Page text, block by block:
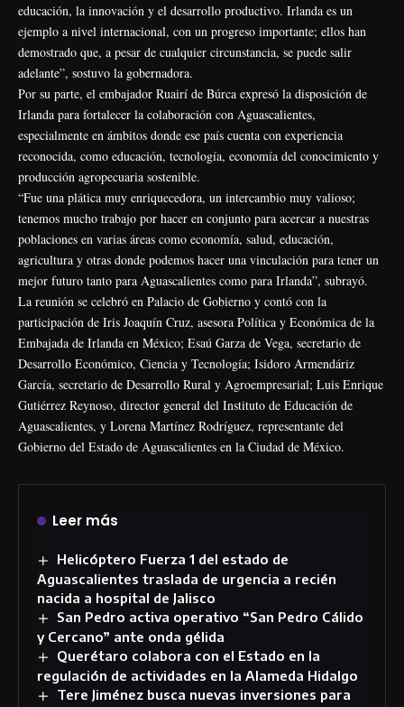
educación, la innovación y el desarrollo productivo. Irlanda es un
ejemplo a nivel internacional, con un progreso importante; ellos han
demostrado que, a pesar de cualquier circunstancia, se puede salir
adelante”, sostuvo la gobernadora.
Por su parte, el embajador Ruairí de Búrca expresó la disposición de
Irlanda para fortalecer la colaboración con Aguascalientes,
especialmente en ámbitos donde ese país cuenta con experiencia
reconocida, como educación, tecnología, economía del conocimiento y
producción agropecuaria sostenible.
“Fue una plática muy enriquecedora, un intercambio muy valioso;
tenemos mucho trabajo por hacer en conjunto para acercar a nuestras
poblaciones en varias áreas como economía, salud, educación,
agricultura y otras donde podemos hacer una vinculación para tener un
mejor futuro tanto para Aguascalientes como para Irlanda”, subrayó.
La reunión se celebró en Palacio de Gobierno y contó con la
participación de Iris Joaquín Cruz, asesora Política y Económica de la
Embajada de Irlanda en México; Esaú Garza de Vega, secretario de
Desarrollo Económico, Ciencia y Tecnología; Isidoro Armendáriz
García, secretario de Desarrollo Rural y Agroempresarial; Luis Enrique
Gutiérrez Reynoso, director general del Instituto de Educación de
Aguascalientes, y Lorena Martínez Rodríguez, representante del
Gobierno del Estado de Aguascalientes en la Ciudad de México.
Leer más
Helicóptero Fuerza 1 del estado de
Aguascalientes traslada de urgencia a recién
nacida a hospital de Jalisco
San Pedro activa operativo “San Pedro Cálido
y Cercano” ante onda gélida
Querétaro colabora con el Estado en la
regulación de actividades en la Alameda Hidalgo
Tere Jiménez busca nuevas inversiones para